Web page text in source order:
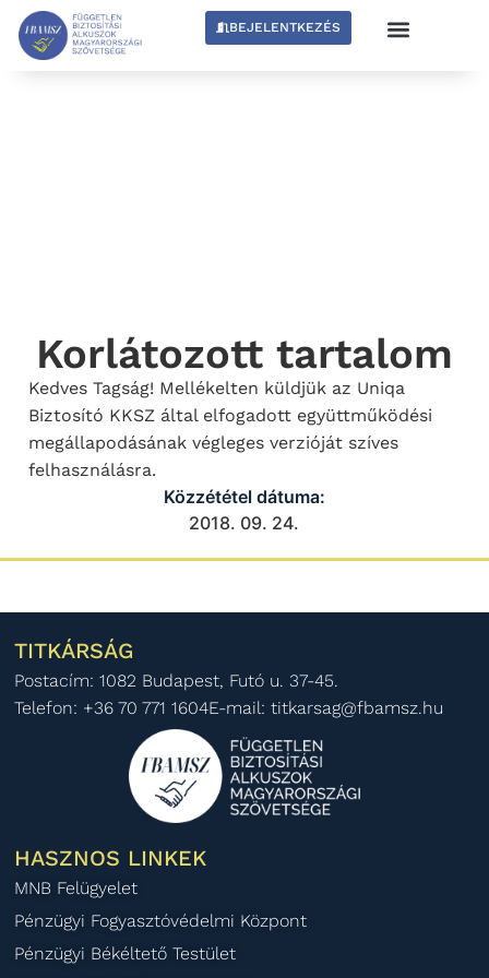
BEJELENTKEZÉS
Korlátozott tartalom
Kedves Tagság! Mellékelten küldjük az Uniqa
Biztosító KKSZ által elfogadott együttműködési
megállapodásának végleges verzióját szíves
felhasználásra.
Közzététel dátuma:
2018. 09. 24.
TITKÁRSÁG
Postacím: 1082 Budapest, Futó u. 37-45.
Telefon: +36 70 771 1604E-mail: titkarsag@fbamsz.hu
HASZNOS LINKEK
MNB Felügyelet
Pénzügyi Fogyasztóvédelmi Központ
Pénzügyi Békéltető Testület